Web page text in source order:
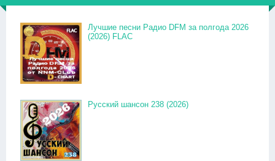
Лучшие песни Радио DFM за полгода 2026
(2026) FLAC
Русский шансон 238 (2026)